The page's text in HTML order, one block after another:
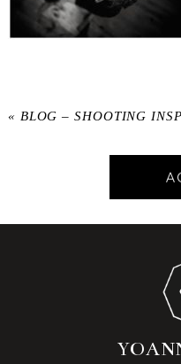
« BLOG – SHOOTING